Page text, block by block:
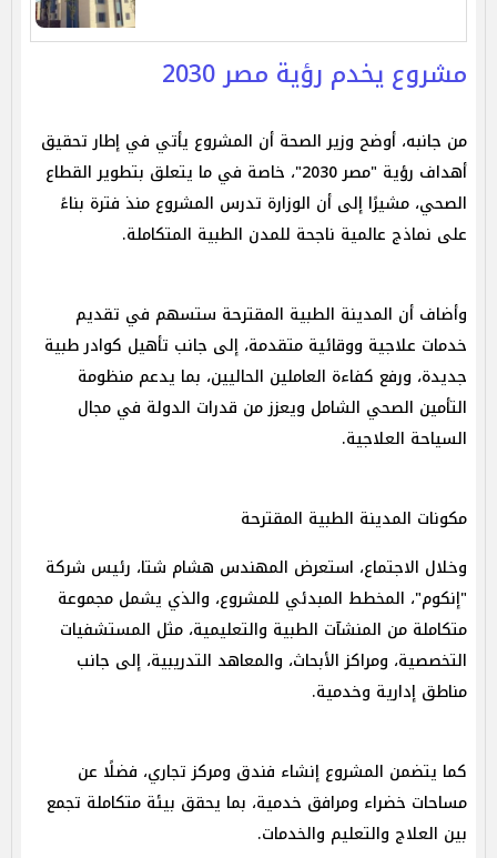
مشروع يخدم رؤية مصر 2030
من جانبه، أوضح وزير الصحة أن المشروع يأتي في إطار تحقيق
أهداف رؤية "مصر 2030"، خاصة في ما يتعلق بتطوير القطاع
الصحي، مشيرًا إلى أن الوزارة تدرس المشروع منذ فترة بناءً
على نماذج عالمية ناجحة للمدن الطبية المتكاملة.
وأضاف أن المدينة الطبية المقترحة ستسهم في تقديم
خدمات علاجية ووقائية متقدمة، إلى جانب تأهيل كوادر طبية
جديدة، ورفع كفاءة العاملين الحاليين، بما يدعم منظومة
التأمين الصحي الشامل ويعزز من قدرات الدولة في مجال
السياحة العلاجية.
مكونات المدينة الطبية المقترحة
وخلال الاجتماع، استعرض المهندس هشام شتا، رئيس شركة
"إنكوم"، المخطط المبدئي للمشروع، والذي يشمل مجموعة
متكاملة من المنشآت الطبية والتعليمية، مثل المستشفيات
التخصصية، ومراكز الأبحاث، والمعاهد التدريبية، إلى جانب
مناطق إدارية وخدمية.
كما يتضمن المشروع إنشاء فندق ومركز تجاري، فضلًا عن
مساحات خضراء ومرافق خدمية، بما يحقق بيئة متكاملة تجمع
بين العلاج والتعليم والخدمات.